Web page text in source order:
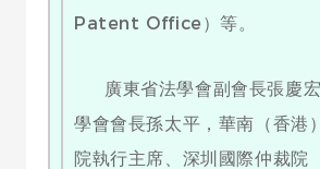
Patent Office）等。
廣東省法學會副會長張慶
學會會長孫太平，華南（香港
院執行主席、深圳國際仲裁院